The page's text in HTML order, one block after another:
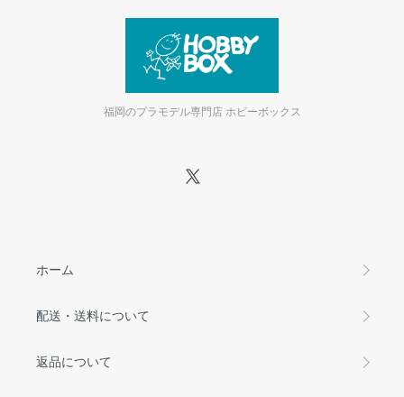
福岡のプラモデル専門店 ホビーボックス
ホーム
配送・送料について
返品について